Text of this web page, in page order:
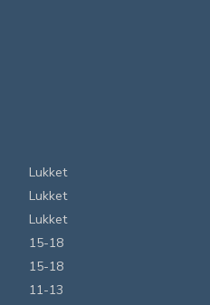
Lukket
Lukket
Lukket
15-18
15-18
11-13